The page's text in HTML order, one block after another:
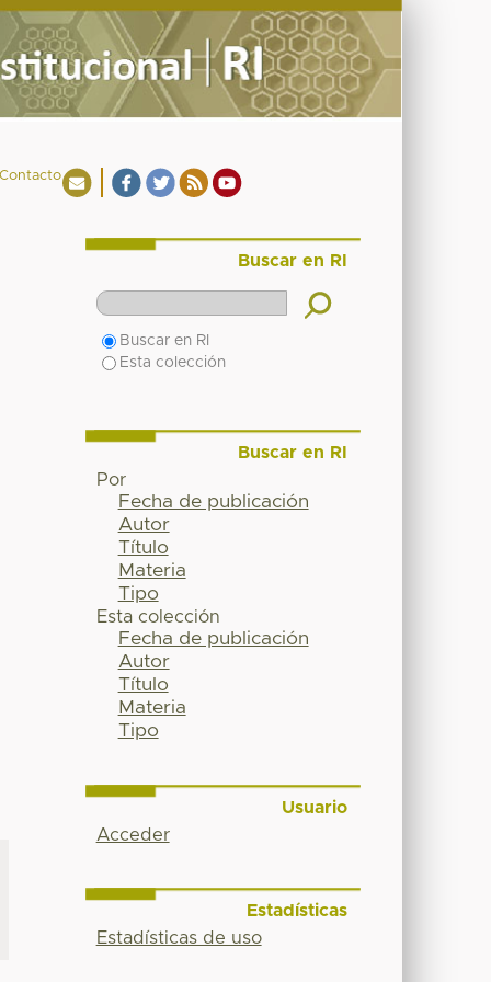
Contacto
Buscar en RI
Buscar en RI
Esta colección
Buscar en RI
Por
Fecha de publicación
Autor
Título
Materia
Tipo
Esta colección
Fecha de publicación
Autor
Título
Materia
Tipo
Usuario
Acceder
Estadísticas
Estadísticas de uso